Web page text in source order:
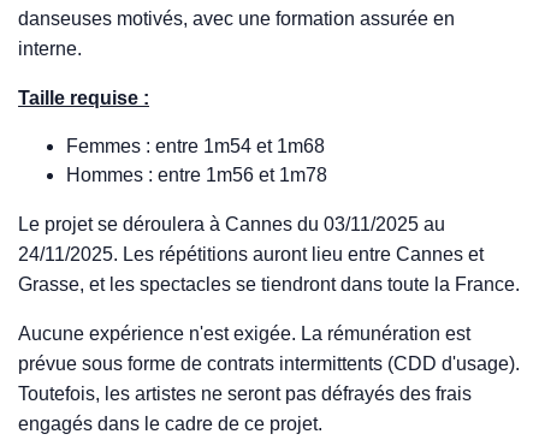
danseuses motivés, avec une formation assurée en
interne.
Taille requise :
Femmes : entre 1m54 et 1m68
Hommes : entre 1m56 et 1m78
Le projet se déroulera à Cannes du 03/11/2025 au
24/11/2025. Les répétitions auront lieu entre Cannes et
Grasse, et les spectacles se tiendront dans toute la France.
Aucune expérience n'est exigée. La rémunération est
prévue sous forme de contrats intermittents (CDD d'usage).
Toutefois, les artistes ne seront pas défrayés des frais
engagés dans le cadre de ce projet.